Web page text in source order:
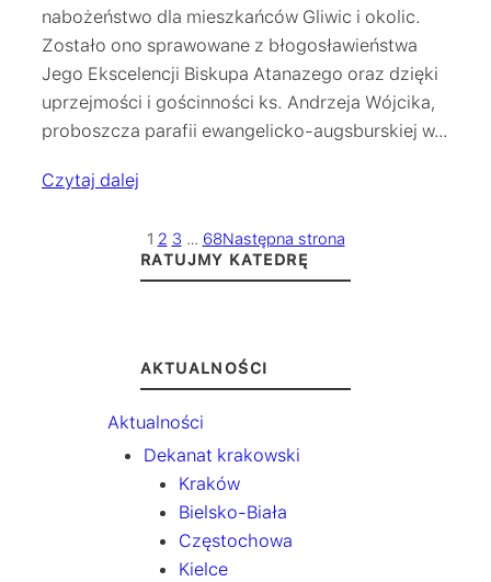
nabożeństwo dla mieszkańców Gliwic i okolic.
Zostało ono sprawowane z błogosławieństwa
Jego Ekscelencji Biskupa Atanazego oraz dzięki
uprzejmości i gościnności ks. Andrzeja Wójcika,
proboszcza parafii ewangelicko-augsburskiej w…
Czytaj dalej
1 2 3 … 68Następna strona
RATUJMY KATEDRĘ
AKTUALNOŚCI
Aktualności
Dekanat krakowski
Kraków
Bielsko-Biała
Częstochowa
Kielce